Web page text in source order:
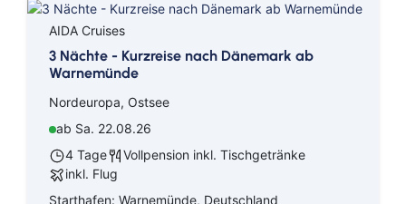
AIDA Cruises
3 Nächte - Kurzreise nach Dänemark ab
Warnemünde
Nordeuropa, Ostsee
ab Sa. 22.08.26
4 Tage
Vollpension inkl. Tischgetränke
inkl. Flug
Starthafen: Warnemünde, Deutschland